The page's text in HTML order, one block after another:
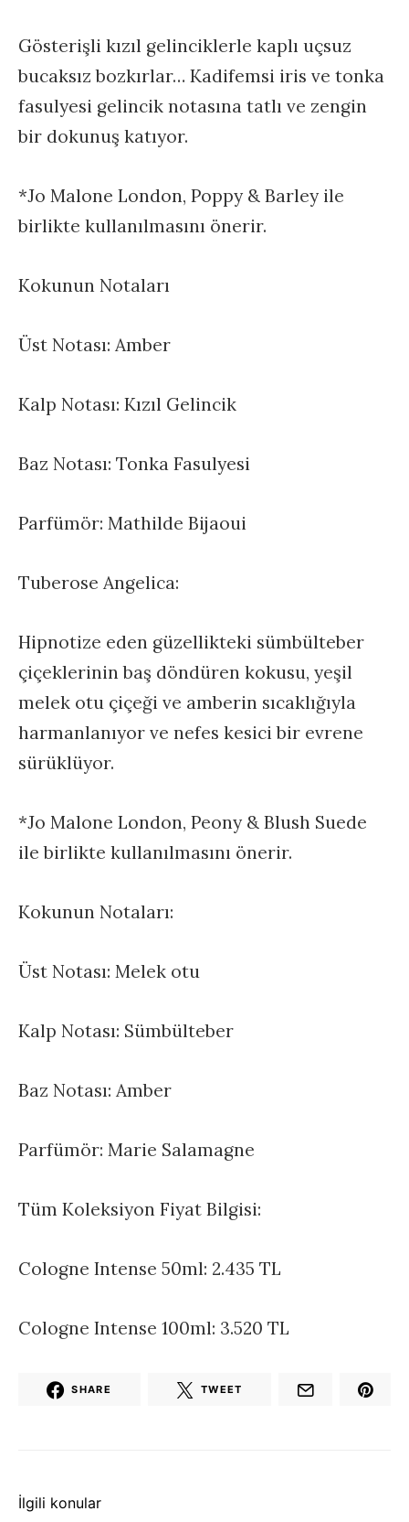
Gösterişli kızıl gelinciklerle kaplı uçsuz
bucaksız bozkırlar… Kadifemsi iris ve tonka
fasulyesi gelincik notasına tatlı ve zengin
bir dokunuş katıyor.
*Jo Malone London, Poppy & Barley ile
birlikte kullanılmasını önerir.
Kokunun Notaları
Üst Notası: Amber
Kalp Notası: Kızıl Gelincik
Baz Notası: Tonka Fasulyesi
Parfümör: Mathilde Bijaoui
Tuberose Angelica:
Hipnotize eden güzellikteki sümbülteber
çiçeklerinin baş döndüren kokusu, yeşil
melek otu çiçeği ve amberin sıcaklığıyla
harmanlanıyor ve nefes kesici bir evrene
sürüklüyor.
*Jo Malone London, Peony & Blush Suede
ile birlikte kullanılmasını önerir.
Kokunun Notaları:
Üst Notası: Melek otu
Kalp Notası: Sümbülteber
Baz Notası: Amber
Parfümör: Marie Salamagne
Tüm Koleksiyon Fiyat Bilgisi:
Cologne Intense 50ml: 2.435 TL
Cologne Intense 100ml: 3.520 TL
SHARE TWEET
İlgili konular